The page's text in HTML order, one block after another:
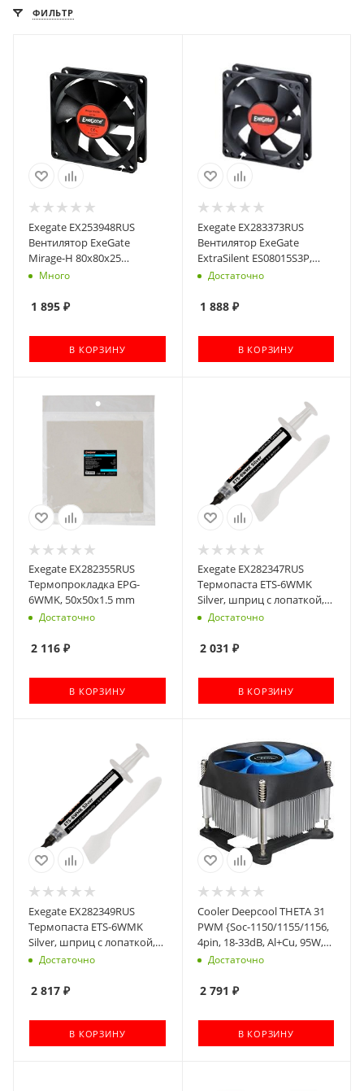
ФИЛЬТР
Exegate EX253948RUS
Вентилятор ExeGate
Mirage-H 80x80x25
гидродинамический
22dB, 3pin
Много
1 895 ₽
В КОРЗИНУ
Exegate EX283373RUS
Вентилятор ExeGate
ExtraSilent ES08015S3P,
80x80x15 мм, подшипник
1600RPM, 23dBA
Достаточно
1 888₽
В КОРЗИНУ
Exegate EX282355RUS
Термопрокладка EPG-
6WMK, 50x50x1.5 mm
Достаточно
2 116 ₽
В КОРЗИНУ
Exegate EX282347RUS
Термопаста ETS-6WMK
Silver, шприц с лопаткой,
4г Достаточно
2 031 ₽
В КОРЗИНУ
Exegate EX282349RUS
Термопаста ETS-6WMK
Silver, шприц с лопаткой,
30гДостаточно
2 817 ₽
В КОРЗИНУ
Cooler Deepcool THETA 31
PWM {Soc-1150/1155/1156,
4pin, 18-33dB, Al+Cu, 95W,
450g, screw}
Достаточно
2 791 ₽
В КОРЗИНУ